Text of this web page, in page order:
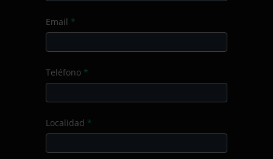
Email *
Teléfono *
Localidad *